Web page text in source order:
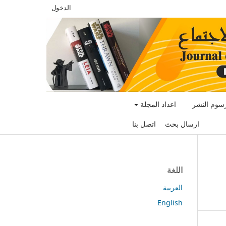
النشر اعداد المجلة
ارسال بحث اتصل بنا
الدخول
اللغة
العربية
English